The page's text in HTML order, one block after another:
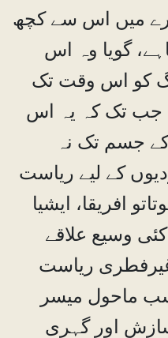
میں اس سے کچھ
گویا وہ اس
کو اس وقت تک
جب تک کہ یہ اس
جسم تک نہ
کے لیے ریاست
افریقا، ایشیا
کئی وسیع علاقے
ریاست
ماحول میسر
اور گہری